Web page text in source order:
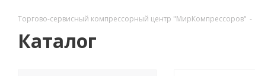
Торгово-сервисный компрессорный центр "МирКомпрессоров" -
Каталог